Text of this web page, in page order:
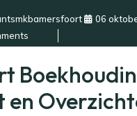
06
en